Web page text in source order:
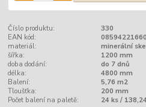
Číslo produktu:
330
EAN kód:
materiál:
minerální
šířka:
1200 mm
doba dodání:
do 7 dnů
délka:
4800 mm
Balení:
5,76 m2
Tloušťka:
200 mm
Počet balení na paletě:
24 ks /